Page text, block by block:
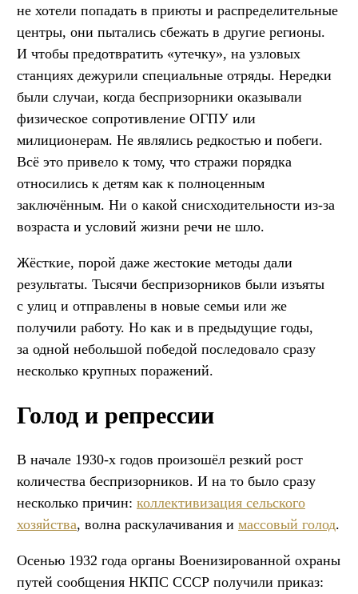
не хотели попадать в приюты и распределительные
центры, они пытались сбежать в другие регионы.
И чтобы предотвратить «утечку», на узловых
станциях дежурили специальные отряды. Нередки
были случаи, когда беспризорники оказывали
физическое сопротивление ОГПУ или
милиционерам. Не являлись редкостью и побеги.
Всё это привело к тому, что стражи порядка
относились к детям как к полноценным
заключённым. Ни о какой снисходительности из-за
возраста и условий жизни речи не шло.
Жёсткие, порой даже жестокие методы дали
результаты. Тысячи беспризорников были изъяты
с улиц и отправлены в новые семьи или же
получили работу. Но как и в предыдущие годы,
за одной небольшой победой последовало сразу
несколько крупных поражений.
Голод и репрессии
В начале 1930-х годов произошёл резкий рост
количества беспризорников. И на то было сразу
несколько причин: коллективизация сельского
хозяйства, волна раскулачивания и массовый голод.
Осенью 1932 года органы Военизированной охраны
путей сообщения НКПС СССР получили приказ: